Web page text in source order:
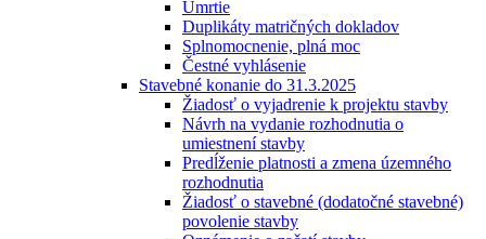
Úmrtie
Duplikáty matričných dokladov
Splnomocnenie, plná moc
Čestné vyhlásenie
Stavebné konanie do 31.3.2025
Žiadosť o vyjadrenie k projektu stavby
Návrh na vydanie rozhodnutia o
umiestnení stavby
Predĺženie platnosti a zmena územného
rozhodnutia
Žiadosť o stavebné (dodatočné stavebné)
povolenie stavby